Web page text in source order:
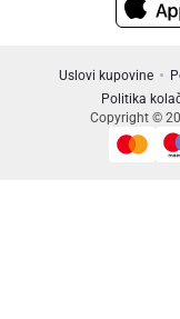
Uslovi kupovine
Politika
Copyright ©